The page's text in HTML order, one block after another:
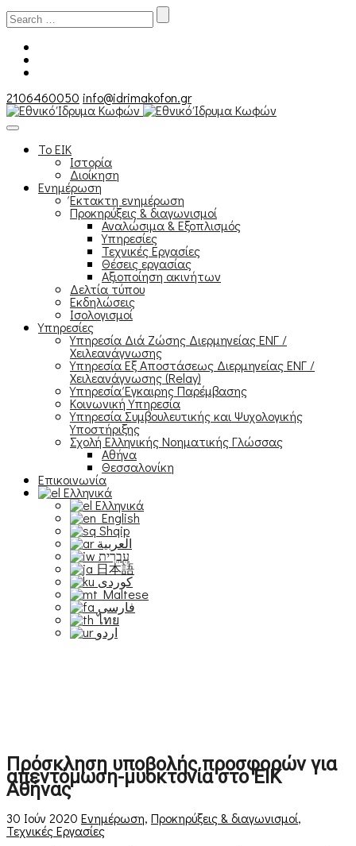
Search
for:
2106460050 info@idrimakofon.gr
Το ΕΙΚ
Ιστορία
Διοίκηση
Ενημέρωση
Έκτακτη ενημέρωση
Προκηρύξεις & διαγωνισμοί
Αναλώσιμα & Εξοπλισμός
Υπηρεσίες
Τεχνικές Εργασίες
Θέσεις εργασίας
Αξιοποίηση ακινήτων
Δελτία τύπου
Εκδηλώσεις
Ισολογισμοί
Υπηρεσίες
Υπηρεσία Διά Ζώσης Διερμηνείας ΕΝΓ /
Χειλεανάγνωσης
Υπηρεσία Εξ Αποστάσεως Διερμηνείας ΕΝΓ /
Χειλεανάγνωσης (Relay)
Υπηρεσία Έγκαιρης Παρέμβασης
Κοινωνική Υπηρεσία
Υπηρεσία Συμβουλευτικής και Ψυχολογικής
Υποστήριξης
Σχολή Ελληνικής Νοηματικής Γλώσσας
Αθήνα
Θεσσαλονίκη
Επικοινωνία
Ελληνικά
Ελληνικά
English
Shqip
العربية
עִבְרִית
日本語
Maltese
فارسی
ไทย
اردو
Πρόσκληση υποβολής προσφορών για
απεντόμωση-μυοκτονία στο ΕΙΚ
Αθήνας
30 Ιούν 2020 Ενημέρωση, Προκηρύξεις & διαγωνισμοί,
Τεχνικές Εργασίες